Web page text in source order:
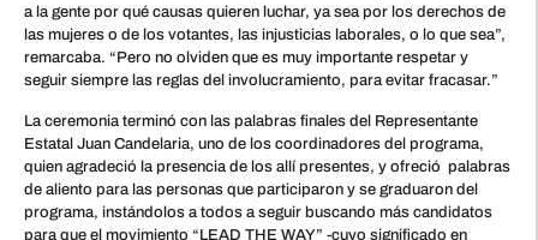
a la gente por qué causas quieren luchar, ya sea por los derechos de
las mujeres o de los votantes, las injusticias laborales, o lo que sea”,
remarcaba. “Pero no olviden que es muy importante respetar y
seguir siempre las reglas del involucramiento, para evitar fracasar.”
La ceremonia terminó con las palabras finales del Representante
Estatal Juan Candelaria, uno de los coordinadores del programa,
quien agradeció la presencia de los allí presentes, y ofreció palabras
de aliento para las personas que participaron y se graduaron del
programa, instándolos a todos a seguir buscando más candidatos
para que el movimiento “LEAD THE WAY” -cuyo significado en